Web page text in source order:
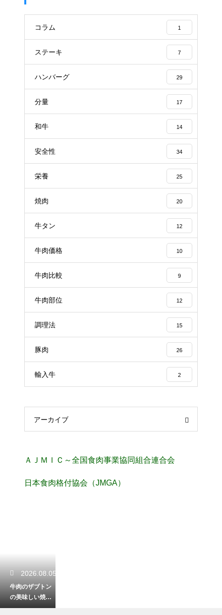
コラム 1
ステーキ 7
ハンバーグ 29
分量 17
和牛 14
安全性 34
栄養 25
焼肉 20
牛タン 12
牛肉価格 10
牛肉比較 9
牛肉部位 12
調理法 15
豚肉 26
輸入牛 2
アーカイブ
ＡＪＭＩＣ～全国食肉事業協同組合連合会
日本食肉格付協会（JMGA）
2026.08.05
牛肉のザブトン
の美味しい焼き
方と最高の食べ